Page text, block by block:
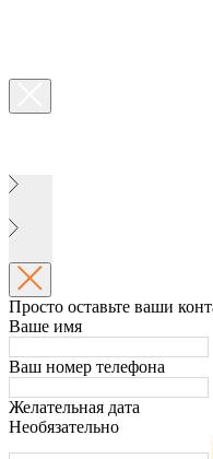
Просто оставьте ваши
Ваше имя
Ваш номер телефона
Желательная дата
Необязательно